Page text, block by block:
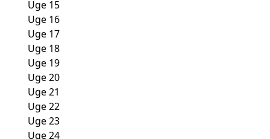
Uge 15
Uge 16
Uge 17
Uge 18
Uge 19
Uge 20
Uge 21
Uge 22
Uge 23
Uge 24